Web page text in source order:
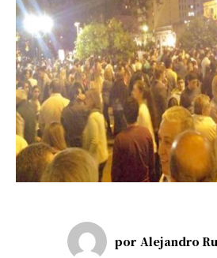
por Alejandro